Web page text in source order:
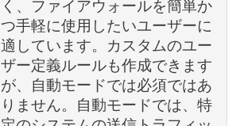
く、ファイアウォールを簡単か
つ手軽に使用したいユーザーに
適しています。カスタムのユー
ザー定義ルールも作成できます
が、自動モードでは必須ではあ
りません。自動モードでは、特